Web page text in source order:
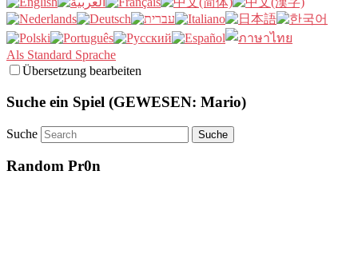
Als Standard Sprache
Übersetzung bearbeiten
Suche ein Spiel (GEWESEN: Mario)
Suche
Random Pr0n